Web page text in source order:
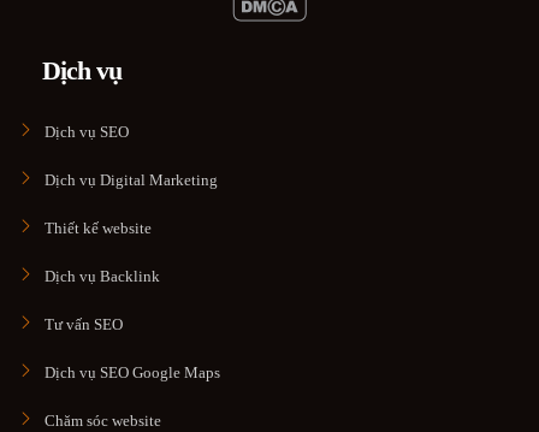
Dịch vụ
Dịch vụ SEO
Dịch vụ Digital Marketing
Thiết kế website
Dịch vụ Backlink
Tư vấn SEO
Dịch vụ SEO Google Maps
Chăm sóc website